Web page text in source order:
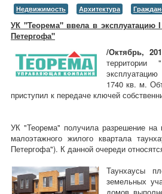
Недвижимость Архитектура
УК "Теорема" ввела в
Петергофа"
/Октябрь,
1740 кв. м.
приступил к передаче ключей
УК "Теорема" получила разрешение на
малоэтажного жилого квартала
Петергофа"). К данной очереди
Таунхаусы
земельных